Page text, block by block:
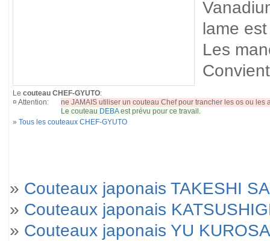
lame
Les
Le couteau CHEF-GYUTO:
¤ Attention:
ne JAMAIS utiliser un couteau Chef pour trancher les os ou les
Le couteau DEBAest prévu pour ce travail.
» Tous les couteaux CHEF-GYUTO
» Couteaux japonais TAKESHI
» Couteaux japonais
» Couteaux japonais YU